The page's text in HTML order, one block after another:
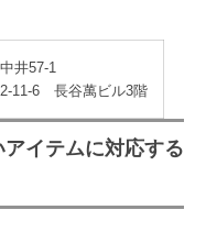
井57-1
2-11-6 長谷萬ビル3階
イテムに対応する